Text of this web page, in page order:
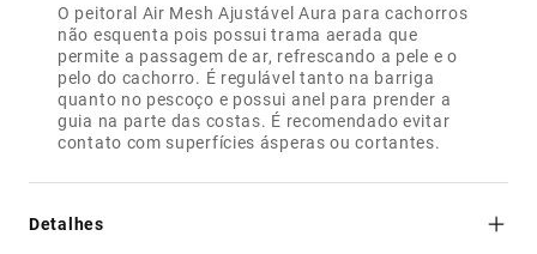
O peitoral Air Mesh Ajustável Aura para cachorros
não esquenta pois possui trama aerada que
permite a passagem de ar, refrescando a pele e o
pelo do cachorro. É regulável tanto na barriga
quanto no pescoço e possui anel para prender a
guia na parte das costas. É recomendado evitar
contato com superfícies ásperas ou cortantes.
Detalhes